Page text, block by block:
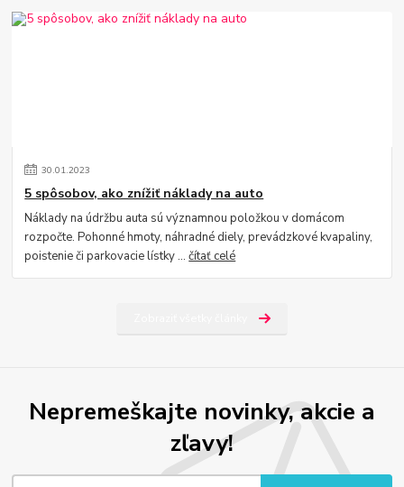
30.01.2023
5 spôsobov, ako znížiť náklady na auto
Náklady na údržbu auta sú významnou položkou v domácom
rozpočte. Pohonné hmoty, náhradné diely, prevádzkové kvapaliny,
poistenie či parkovacie lístky ...čítať celé
Nepremeškajte novinky, akcie a
zľavy!